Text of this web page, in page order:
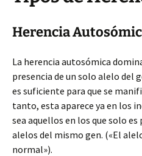
Herencia
La herencia autosómica
presencia de un solo alelo del
es suficiente para que se
tanto, esta aparece ya en los
sea aquellos en los que solo
alelos del mismo gen. («El
normal»).